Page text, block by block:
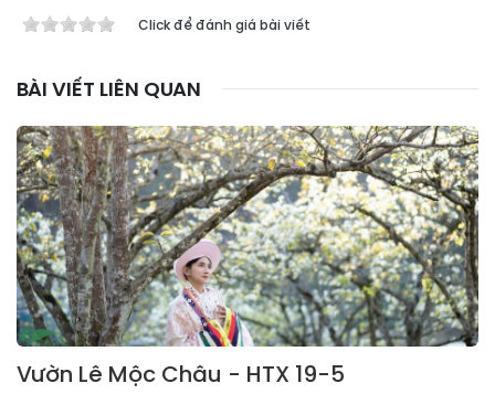
Click để đánh giá bài viết
BÀI VIẾT LIÊN QUAN
Vườn Lê Mộc Châu - HTX 19-5